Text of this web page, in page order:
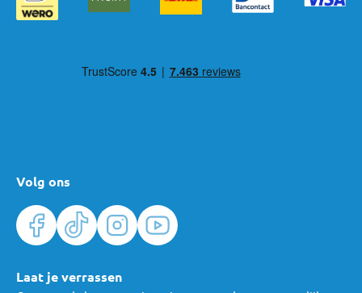
Volg ons
Laat je verrassen